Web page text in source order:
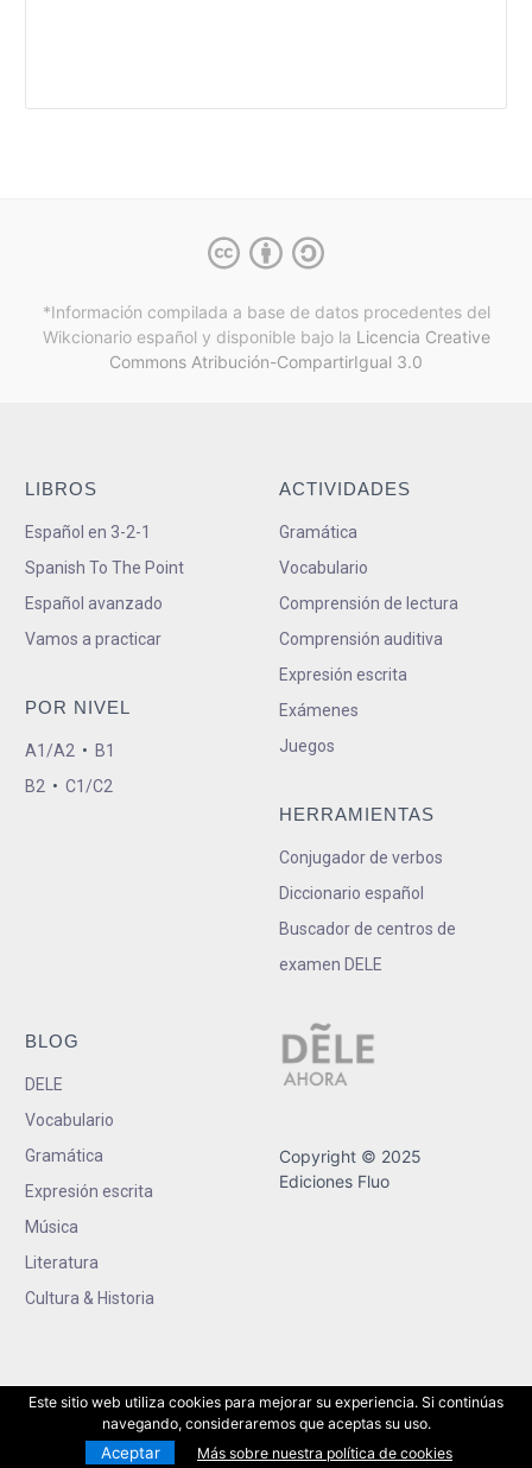
*Información compilada a base de datos procedentes del
Wikcionario español y disponible bajo la Licencia Creative
Commons Atribución-CompartirIgual 3.0
LIBROS
Español en 3-2-1
Spanish To The Point
Español avanzado
Vamos a practicar
POR NIVEL
A1/A2 • B1
B2 • C1/C2
ACTIVIDADES
Gramática
Vocabulario
Comprensión de lectura
Comprensión auditiva
Expresión escrita
Exámenes
Juegos
HERRAMIENTAS
Conjugador de verbos
Diccionario español
Buscador de centros de
examen DELE
BLOG
DELE
Vocabulario
Gramática
Expresión escrita
Música
Literatura
Cultura & Historia
Copyright © 2025
Ediciones Fluo
Este sitio web utiliza cookies para mejorar su experiencia. Si continúas
navegando, consideraremos que aceptas su uso.
Aceptar Más sobre nuestra política de cookies